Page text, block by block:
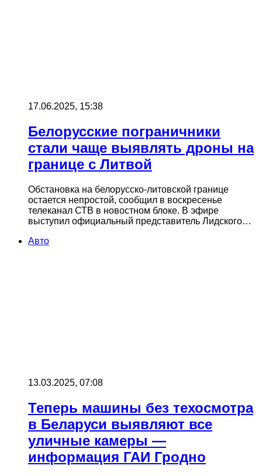
17.06.2025, 15:38
Белорусские пограничники
стали чаще выявлять дроны на
границе с Литвой
Обстановка на белорусско-литовской границе
остается непростой, сообщил в воскресенье
телеканал СТВ в новостном блоке. В эфире
выступил официальный представитель Лидского…
Авто
13.03.2025, 07:08
Теперь машины без техосмотра
в Беларуси выявляют все
уличные камеры —
информация ГАИ Гродно